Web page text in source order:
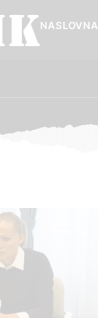
NASLOVNA